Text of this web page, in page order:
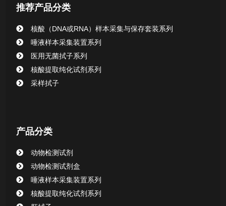
清洁验证棉签系列
动物检测试剂
推荐产品分类
核酸（DNA或RNA）样本采集与保存套装系列
唾液样本采集装置系列
医用无菌拭子系列
核酸提取纯化试剂系列
采样拭子
产品分类
动物检测试剂
动物检测试剂盒
唾液样本采集装置系列
核酸提取纯化试剂系列